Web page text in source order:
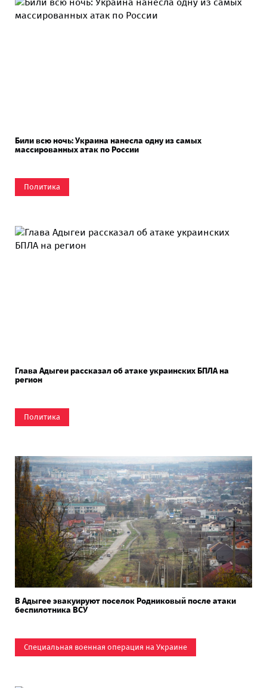
Били всю ночь: Украина нанесла одну из самых
массированных атак по России
Политика
Глава Адыгеи рассказал об атаке украинских БПЛА на
регион
Политика
В Адыгее эвакуируют поселок Родниковый после атаки
беспилотника ВСУ
Специальная военная операция на Украине